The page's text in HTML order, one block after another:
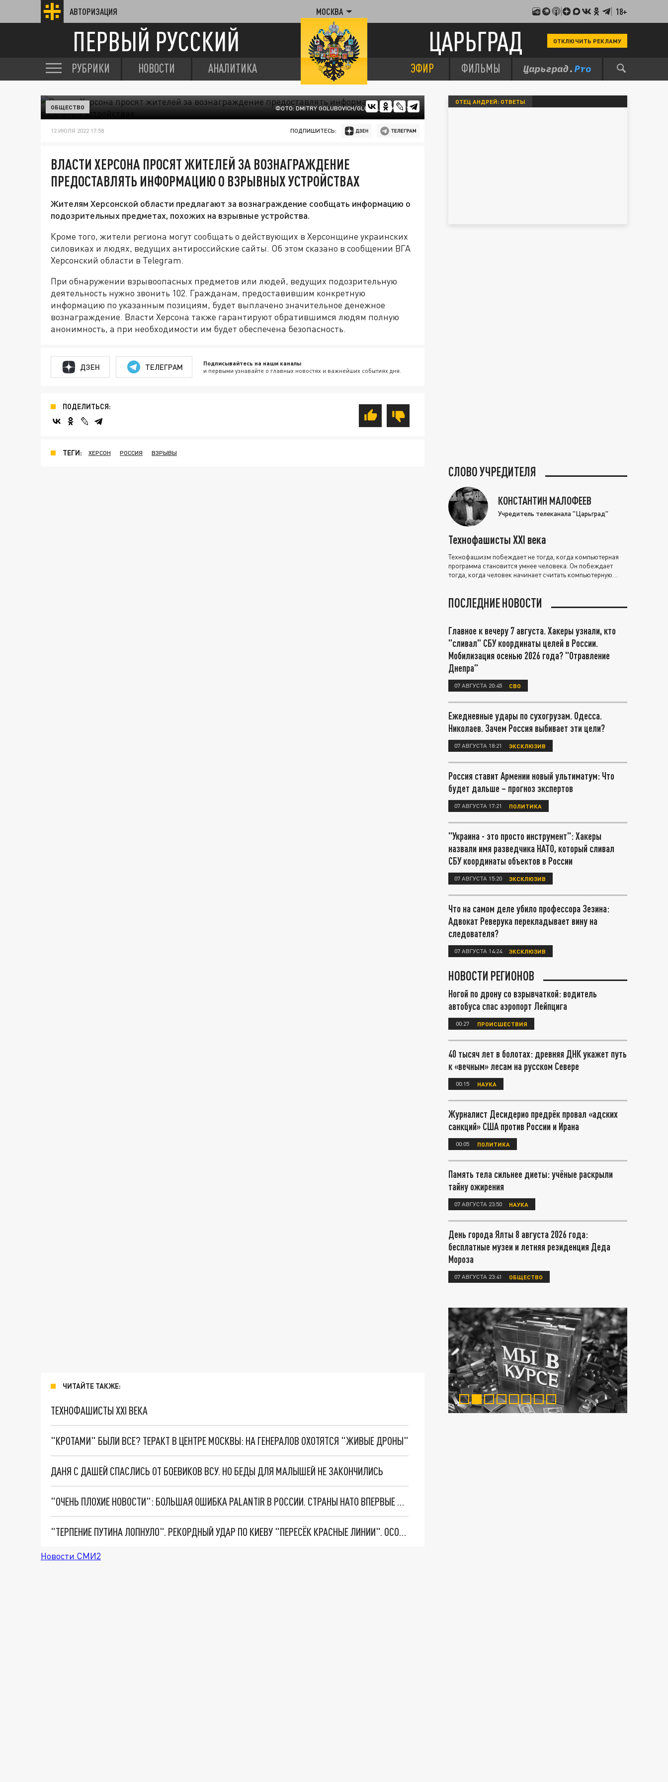
АВТОРИЗАЦИЯ МОСКВА 18+
ПЕРВЫЙ РУССКИЙ ЦАРЬГРАД ОТКЛЮЧИТЬ РЕКЛАМУ
РУБРИКИ НОВОСТИ АНАЛИТИКА ЭФИР ФИЛЬМЫ
ФОТО: DMITRY GOLUBOVICH/GLOBALLOOKPRESS
ОБЩЕСТВО
12 ИЮЛЯ 2022 17:58 ПОДПИШИТЕСЬ:
ВЛАСТИ ХЕРСОНА ПРОСЯТ ЖИТЕЛЕЙ ЗА ВОЗНАГРАЖДЕНИЕ
ПРЕДОСТАВЛЯТЬ ИНФОРМАЦИЮ О ВЗРЫВНЫХ УСТРОЙСТВАХ
Жителям Херсонской области предлагают за вознаграждение сообщать информацию о
подозрительных предметах, похожих на взрывные устройства.
Кроме того, жители региона могут сообщать о действующих в Херсонщине украинских
силовиках и людях, ведущих антироссийские сайты. Об этом сказано в сообщении ВГА
Херсонский области в Telegram.
При обнаружении взрывоопасных предметов или людей, ведущих подозрительную
деятельность нужно звонить 102. Гражданам, предоставившим конкретную
информацию по указанным позициям, будет выплачено значительное денежное
вознаграждение. Власти Херсона также гарантируют обратившимся людям полную
анонимность, а при необходимости им будет обеспечена безопасность.
ДЗЕН ТЕЛЕГРАМ Подписывайтесь на наши каналы
и первыми узнавайте о главных новостях и важнейших событиях дня.
ПОДЕЛИТЬСЯ:
ТЕГИ: ХЕРСОН РОССИЯ ВЗРЫВЫ
ЧИТАЙТЕ ТАКЖЕ:
ТЕХНОФАШИСТЫ XXI ВЕКА
"КРОТАМИ" БЫЛИ ВСЕ? ТЕРАКТ В ЦЕНТРЕ МОСКВЫ: НА ГЕНЕРАЛОВ ОХОТЯТСЯ "ЖИВЫЕ ДРОНЫ"
ДАНЯ С ДАШЕЙ СПАСЛИСЬ ОТ БОЕВИКОВ ВСУ. НО БЕДЫ ДЛЯ МАЛЫШЕЙ НЕ ЗАКОНЧИЛИСЬ
"ОЧЕНЬ ПЛОХИЕ НОВОСТИ": БОЛЬШАЯ ОШИБКА PALANTIR В РОССИИ. СТРАНЫ НАТО ВПЕРВЫЕ ЗА СВО ОСТАНОВИЛИ ПОСТАВКИ ОРУЖИЯ. ВСУ ТЕРЯЮТ ПРИГРАНИЧЬЕ?
"ТЕРПЕНИЕ ПУТИНА ЛОПНУЛО". РЕКОРДНЫЙ УДАР ПО КИЕВУ "ПЕРЕСЁК КРАСНЫЕ ЛИНИИ". ОСОБЫЕ СПЕЦЫ КНДР НА ЛБС? ТАЙНЫЕ ПЕРЕГОВОРЫ ЕВРОПЫ И МОСКВЫ
Новости СМИ2
ОТЕЦ АНДРЕЙ: ОТВЕТЫ
СЛОВО УЧРЕДИТЕЛЯ
КОНСТАНТИН МАЛОФЕЕВ
Учредитель телеканала "Царьград"
Технофашисты XXI века
Технофашизм побеждает не тогда, когда компьютерная
программа становится умнее человека. Он побеждает
тогда, когда человек начинает считать компьютерную
ПОСЛЕДНИЕ НОВОСТИ
Главное к вечеру 7 августа. Хакеры узнали, кто
"сливал" СБУ координаты целей в России.
Мобилизация осенью 2026 года? "Отравление
Днепра"
07 АВГУСТА 20:45 СВО
Ежедневные удары по сухогрузам. Одесса.
Николаев. Зачем Россия выбивает эти цели?
07 АВГУСТА 18:21 ЭКСКЛЮЗИВ
Россия ставит Армении новый ультиматум: Что
будет дальше – прогноз экспертов
07 АВГУСТА 17:21 ПОЛИТИКА
"Украина - это просто инструмент": Хакеры
назвали имя разведчика НАТО, который сливал
СБУ координаты объектов в России
07 АВГУСТА 15:20 ЭКСКЛЮЗИВ
Что на самом деле убило профессора Зезина:
Адвокат Реверука перекладывает вину на
следователя?
07 АВГУСТА 14:24 ЭКСКЛЮЗИВ
НОВОСТИ РЕГИОНОВ
Ногой по дрону со взрывчаткой: водитель
автобуса спас аэропорт Лейпцига
00:27 ПРОИСШЕСТВИЯ
40 тысяч лет в болотах: древняя ДНК укажет путь
к «вечным» лесам на русском Севере
00:15 НАУКА
Журналист Десидерио предрёк провал «адских
санкций» США против России и Ирана
00:05 ПОЛИТИКА
Память тела сильнее диеты: учёные раскрыли
тайну ожирения
07 АВГУСТА 23:50 НАУКА
День города Ялты 8 августа 2026 года:
бесплатные музеи и летняя резиденция Деда
Мороза
07 АВГУСТА 23:41 ОБЩЕСТВО